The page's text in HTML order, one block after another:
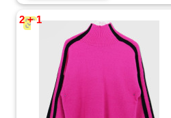
2 + 1